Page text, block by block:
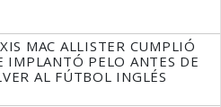
MAC ALLISTER CUMPLIÓ
IMPLANTÓ PELO ANTES DE
AL FÚTBOL INGLÉS